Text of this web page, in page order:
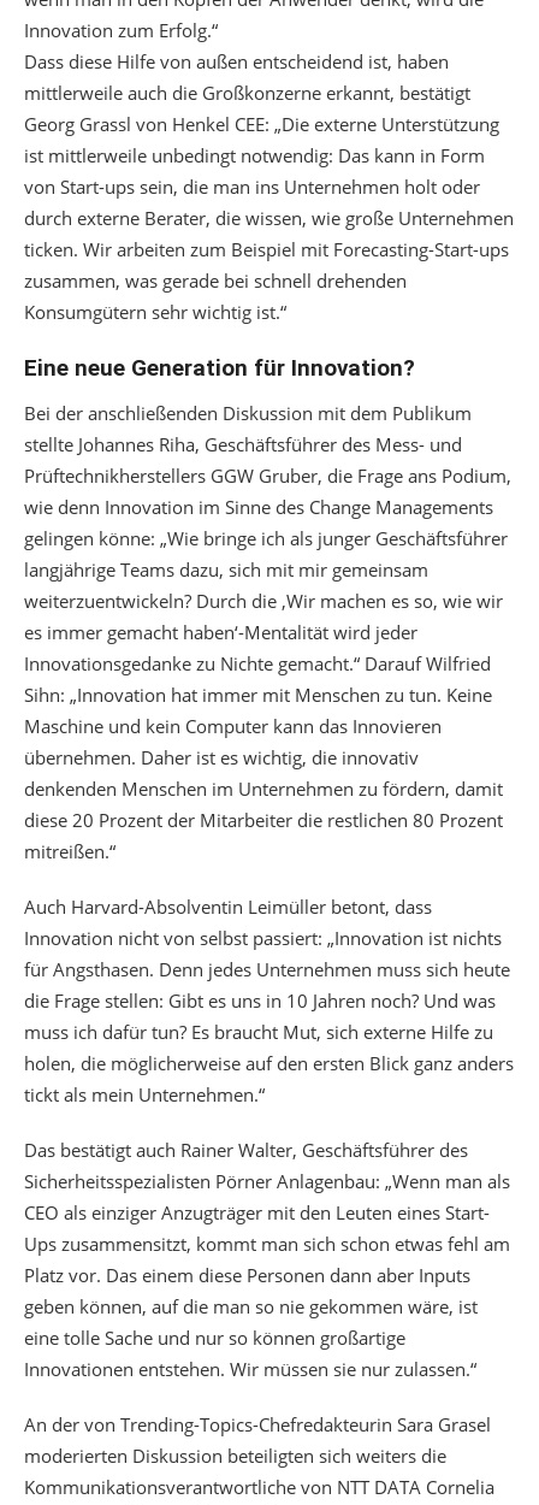
Innovation zum Erfolg.“
Dass diese Hilfe von außen entscheidend ist, haben
mittlerweile auch die Großkonzerne erkannt, bestätigt
Georg Grassl von Henkel CEE: „Die externe Unterstützung
ist mittlerweile unbedingt notwendig: Das kann in Form
von Start-ups sein, die man ins Unternehmen holt oder
durch externe Berater, die wissen, wie große Unternehmen
ticken. Wir arbeiten zum Beispiel mit Forecasting-Start-ups
zusammen, was gerade bei schnell drehenden
Konsumgütern sehr wichtig ist.“
Eine neue Generation für Innovation?
Bei der anschließenden Diskussion mit dem Publikum
stellte Johannes Riha, Geschäftsführer des Mess- und
Prüftechnikherstellers GGW Gruber, die Frage ans Podium,
wie denn Innovation im Sinne des Change Managements
gelingen könne: „Wie bringe ich als junger Geschäftsführer
langjährige Teams dazu, sich mit mir gemeinsam
weiterzuentwickeln? Durch die ‚Wir machen es so, wie wir
es immer gemacht haben‘-Mentalität wird jeder
Innovationsgedanke zu Nichte gemacht.“ Darauf Wilfried
Sihn: „Innovation hat immer mit Menschen zu tun. Keine
Maschine und kein Computer kann das Innovieren
übernehmen. Daher ist es wichtig, die innovativ
denkenden Menschen im Unternehmen zu fördern, damit
diese 20 Prozent der Mitarbeiter die restlichen 80 Prozent
mitreißen.“
Auch Harvard-Absolventin Leimüller betont, dass
Innovation nicht von selbst passiert: „Innovation ist nichts
für Angsthasen. Denn jedes Unternehmen muss sich heute
die Frage stellen: Gibt es uns in 10 Jahren noch? Und was
muss ich dafür tun? Es braucht Mut, sich externe Hilfe zu
holen, die möglicherweise auf den ersten Blick ganz anders
tickt als mein Unternehmen.“
Das bestätigt auch Rainer Walter, Geschäftsführer des
Sicherheitsspezialisten Pörner Anlagenbau: „Wenn man als
CEO als einziger Anzugträger mit den Leuten eines Start-
Ups zusammensitzt, kommt man sich schon etwas fehl am
Platz vor. Das einem diese Personen dann aber Inputs
geben können, auf die man so nie gekommen wäre, ist
eine tolle Sache und nur so können großartige
Innovationen entstehen. Wir müssen sie nur zulassen.“
An der von Trending-Topics-Chefredakteurin Sara Grasel
moderierten Diskussion beteiligten sich weiters die
Kommunikationsverantwortliche von NTT DATA Cornelia